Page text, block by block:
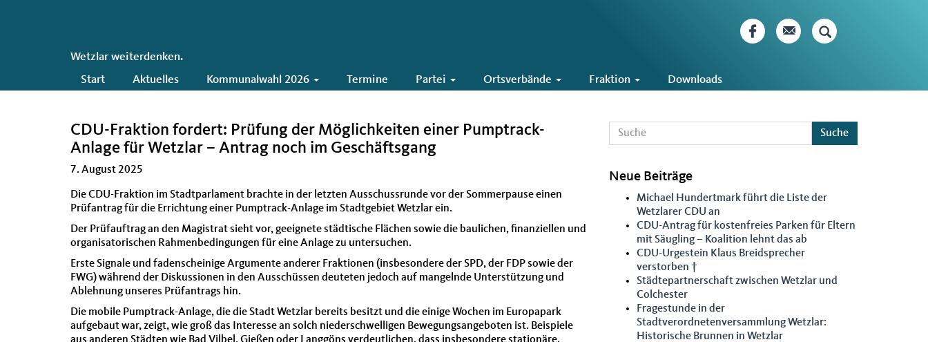
Wetzlar weiterdenken.
Hauptnavigation
Start Aktuelles Kommunalwahl 2026 Termine Partei Ortsverbände Fraktion Downloads
CDU-Fraktion fordert: Prüfung der Möglichkeiten einer Pumptrack-
Anlage für Wetzlar – Antrag noch im Geschäftsgang
7. August 2025
Die CDU-Fraktion im Stadtparlament brachte in der letzten Ausschussrunde vor der Sommerpause einen
Prüfantrag für die Errichtung einer Pumptrack-Anlage im Stadtgebiet Wetzlar ein.
Der Prüfauftrag an den Magistrat sieht vor, geeignete städtische Flächen sowie die baulichen, finanziellen und
organisatorischen Rahmenbedingungen für eine Anlage zu untersuchen.
Erste Signale und fadenscheinige Argumente anderer Fraktionen (insbesondere der SPD, der FDP sowie der
FWG) während der Diskussionen in den Ausschüssen deuteten jedoch auf mangelnde Unterstützung und
Ablehnung unseres Prüfantrags hin.
Die mobile Pumptrack-Anlage, die die Stadt Wetzlar bereits besitzt und die einige Wochen im Europapark
aufgebaut war, zeigt, wie groß das Interesse an solch niederschwelligen Bewegungsangeboten ist. Beispiele
Suche
Neue Beiträge
Michael Hundertmark führt die Liste der
Wetzlarer CDU an
CDU-Antrag für kostenfreies Parken für Eltern
mit Säugling – Koalition lehnt das ab
CDU-Urgestein Klaus Breidsprecher
verstorben †
Städtepartnerschaft zwischen Wetzlar und
Colchester
Fragestunde in der
Stadtverordnetenversammlung Wetzlar:
Historische Brunnen in Wetzlar